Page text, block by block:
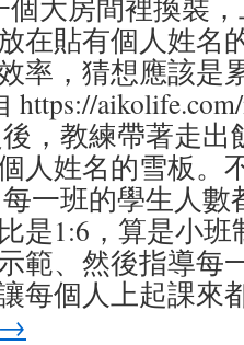
個大房間裡換裝
在貼有個人姓名
率，猜想應該是
，教練帶著走
人姓名的雪板。
一班的學生人
是1:6，算是小
範、然後指導每
每個人上起課
→